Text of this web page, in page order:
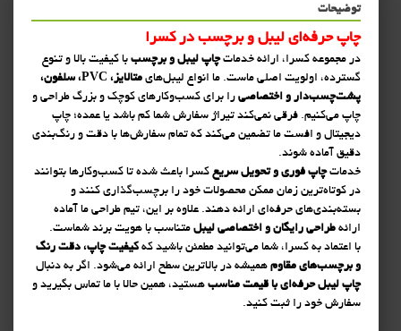
توضیحات
چاپ حرفه‌ای لیبل و برچسب در کسرا
در مجموعه کسرا، ارائه خدماتچاپ لیبل و برچسب با کیفیت بالا و تنوع
گسترده، اولویت اصلی ماست. ما انواع لیبل‌های
متالایز، PVC، سلفون،
پشت‌چسب‌دار و اختصاصی را برای کسب‌وکارهای کوچک و بزرگ طراحی و
چاپ می‌کنیم. فرقی نمی‌کند تیراژ سفارش شما کم باشد یا عمده؛ چاپ
دیجیتال و افست ما تضمین می‌کند که تمام سفارش‌ها با دقت و رنگ‌بندی
دقیق آماده شوند.
خدماتچاپ فوری و تحویل سریع کسرا باعث شده تا کسب‌وکارها بتوانند
در کوتاه‌ترین زمان ممکن محصولات خود را برچسب‌گذاری کنند و
بسته‌بندی‌های حرفه‌ای ارائه دهند. علاوه بر این، تیم طراحی ما آماده
ارائه طراحی رایگان و اختصاصی لیبل متناسب با هویت برند شماست.
با اعتماد به کسرا، شما می‌توانید مطمئن باشید که کیفیت چاپ، دقت رنگ
و برچسب‌های مقاوم همیشه در بالاترین سطح ارائه می‌شود. اگر به دنبال
چاپ لیبل حرفه‌ای با قیمت مناسب هستید، همین حالا با ما تماس بگیرید و
سفارش خود را ثبت کنید.